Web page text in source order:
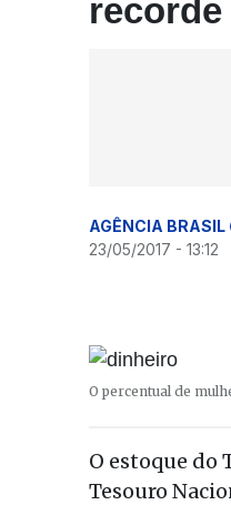
recorde
AGÊNCIA BRASIL
23/05/2017 - 13:12
O percentual de
O estoque do
Tesouro